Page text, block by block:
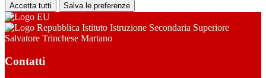
Accetta tutti Salva le preferenze
Istituto Istruzione Secondaria Superiore
Salvatore Trinchese Martano
Contatti